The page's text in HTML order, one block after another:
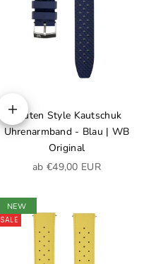
Optionen auswählen
Rauten Style Kautschuk
Uhrenarmband - Blau | WB
Original
Angebot
ab €49,00 EUR
NEW
SALE